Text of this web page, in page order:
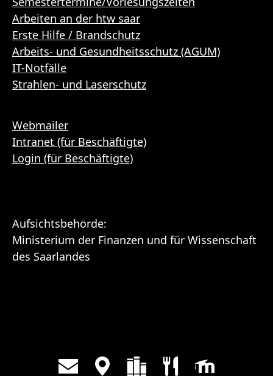
Arbeiten an der htw saar
Erste Hilfe / Brandschutz
Arbeits- und Gesundheitsschutz (AGUM)
IT-Notfälle
Strahlen- und Laserschutz
Webmailer
Intranet (für Beschäftigte)
Login (für Beschäftigte)
Aufsichtsbehörde:
Ministerium der Finanzen und für Wissenschaft
des Saarlandes